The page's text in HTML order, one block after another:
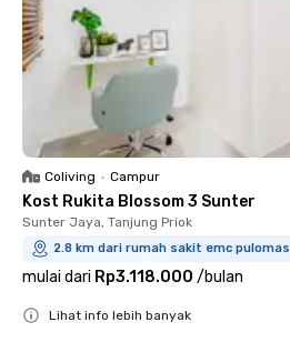
Coliving • Campur
Kost Rukita Blossom 3 Sunter
Sunter Jaya, Tanjung Priok
2.8 km dari rumah sakit emc pulomas
mulai dari Rp3.118.000 /bulan
Lihat info lebih banyak